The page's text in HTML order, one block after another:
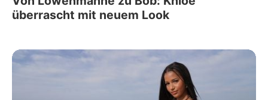
überrascht mit neuem Look